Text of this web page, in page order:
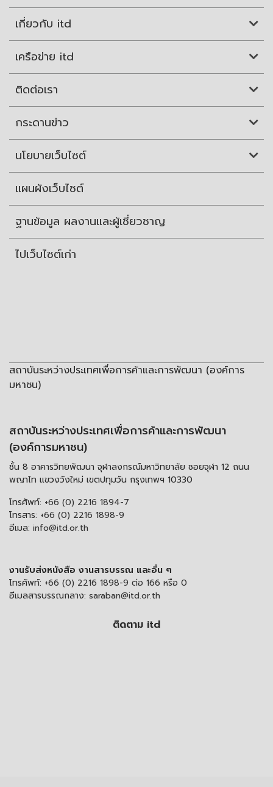
เกี่ยวกับ itd
เครือข่าย itd
ติดต่อเรา
กระดานข่าว
นโยบายเว็บไซต์
แผนผังเว็บไซต์
ฐานข้อมูล ผลงานและผู้เชี่ยวชาญ
ไปเว็บไซต์เก่า
สถาบันระหว่างประเทศเพื่อการค้าและการพัฒนา (องค์การ
มหาชน)
สถาบันระหว่างประเทศเพื่อการค้าและการพัฒนา
(องค์การมหาชน)
ชั้น 8 อาคารวิทยพัฒนา จุฬาลงกรณ์มหาวิทยาลัย ซอยจุฬา 12 ถนน
พญาไท แขวงวังใหม่ เขตปทุมวัน กรุงเทพฯ 10330
โทรศัพท์: +66 (0) 2216 1894-7
โทรสาร: +66 (0) 2216 1898-9
อีเมล: info@itd.or.th
งานรับส่งหนังสือ งานสารบรรณ และอื่น ๆ
โทรศัพท์: +66 (0) 2216 1898-9 ต่อ 166 หรือ 0
อีเมลสารบรรณกลาง: saraban@itd.or.th
ติดตาม itd